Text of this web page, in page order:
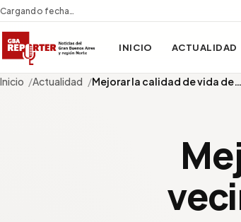
Cargando fecha…
INICIO ACTUALIDAD
Inicio Actualidad Mejorar la calidad de vida de…